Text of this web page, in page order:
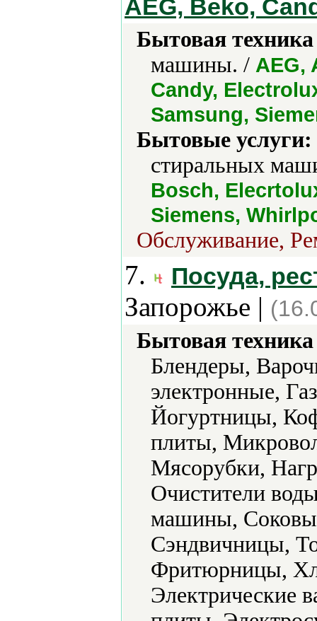
AEG, Beko,
Бытовая
машины. / AEG,
Candy,
Samsung,
Бытовые услуги:
стиральных
Bosch,
Siemens,
Обслуживание,
7. Посуда,
Запорожье |
Бытовая
Блендеры,
электронные,
Йогуртницы,
плиты,
Мясорубки,
Очистители
машины,
Сэндвичницы,
Фритюрницы,
Электрические